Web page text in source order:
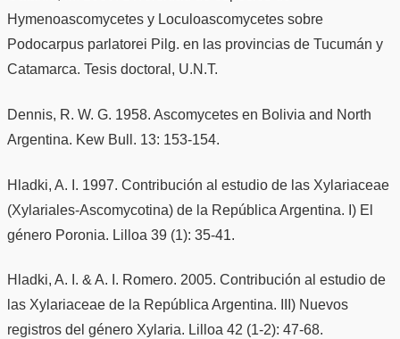
Hymenoascomycetes y Loculoascomycetes sobre
Podocarpus parlatorei Pilg. en las provincias de Tucumán y
Catamarca. Tesis doctoral, U.N.T.
Dennis, R. W. G. 1958. Ascomycetes en Bolivia and North
Argentina. Kew Bull. 13: 153-154.
Hladki, A. I. 1997. Contribución al estudio de las Xylariaceae
(Xylariales-Ascomycotina) de la República Argentina. I) El
género Poronia. Lilloa 39 (1): 35-41.
Hladki, A. I. & A. I. Romero. 2005. Contribución al estudio de
las Xylariaceae de la República Argentina. III) Nuevos
registros del género Xylaria. Lilloa 42 (1-2): 47-68.